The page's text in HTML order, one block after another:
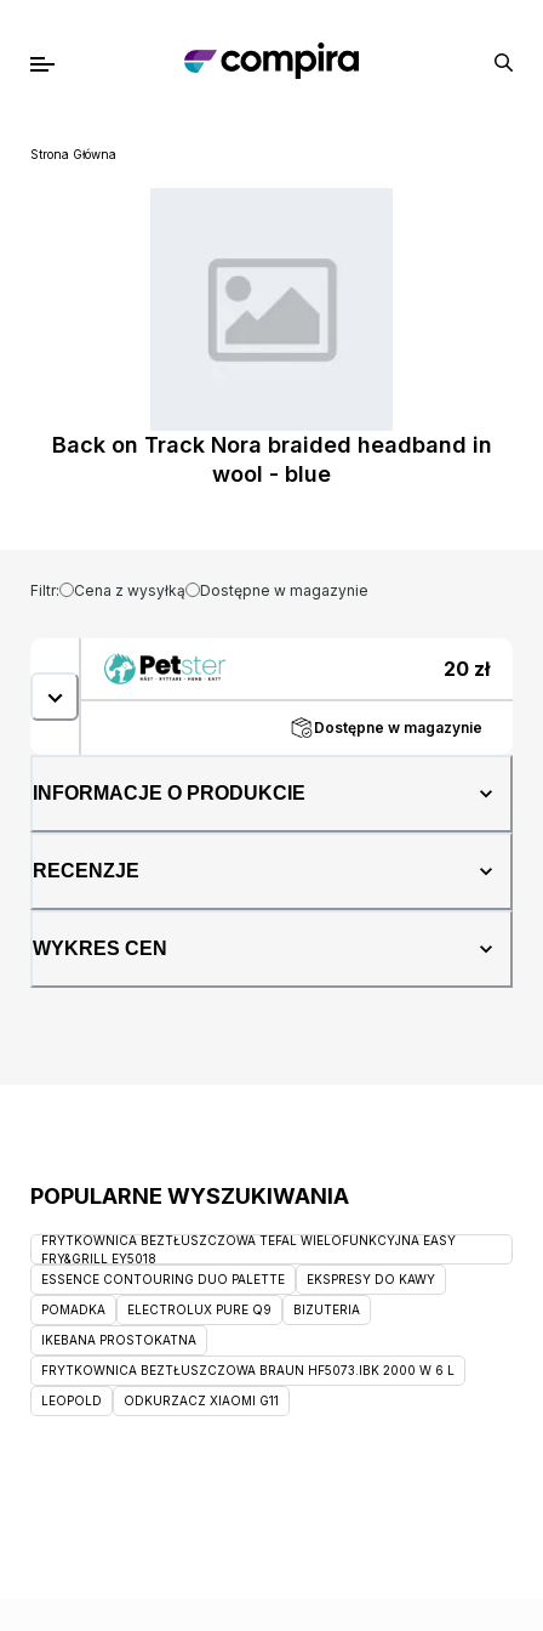
Strona Główna
Back on Track Nora braided headband in
wool - blue
Filtr: Cena z wysyłką Dostępne w magazynie
20 zł
Dostępne w magazynie
INFORMACJE O PRODUKCIE
RECENZJE
WYKRES CEN
POPULARNE WYSZUKIWANIA
FRYTKOWNICA BEZTŁUSZCZOWA TEFAL WIELOFUNKCYJNA EASY
FRY&GRILL EY5018
ESSENCE CONTOURING DUO PALETTE
EKSPRESY DO KAWY
POMADKA ELECTROLUX PURE Q9 BIZUTERIA
IKEBANA PROSTOKATNA
FRYTKOWNICA BEZTŁUSZCZOWA BRAUN HF5073.IBK 2000 W 6 L
LEOPOLD ODKURZACZ XIAOMI G11